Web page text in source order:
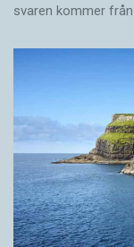
svaren kommer